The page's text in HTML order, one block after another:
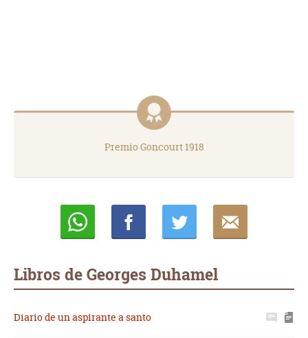
Premio Goncourt 1918
Libros de Georges Duhamel
Diario de un aspirante a santo